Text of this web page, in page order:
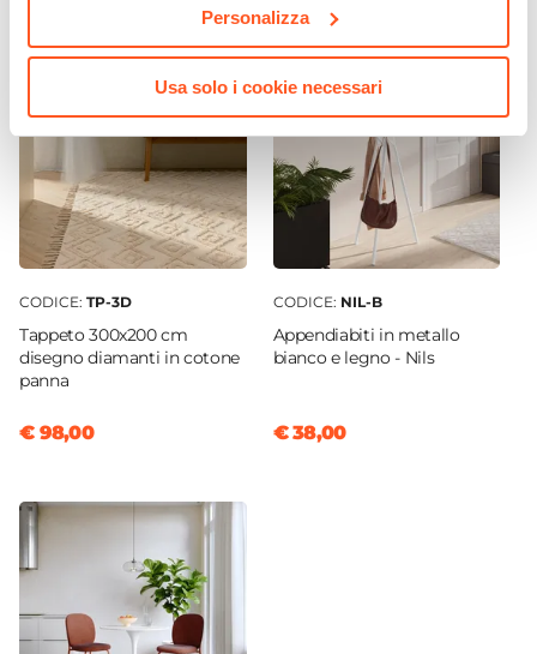
Personalizza
Usa solo i cookie necessari
Impilabile
CODICE: TP-3D
Tappeto 300x200 cm
disegno diamanti in cotone
panna
€ 98,00
CODICE: NIL-B
Appendiabiti in metallo
bianco e legno - Nils
€ 38,00